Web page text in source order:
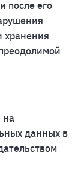
после его
хранения
на
данных в